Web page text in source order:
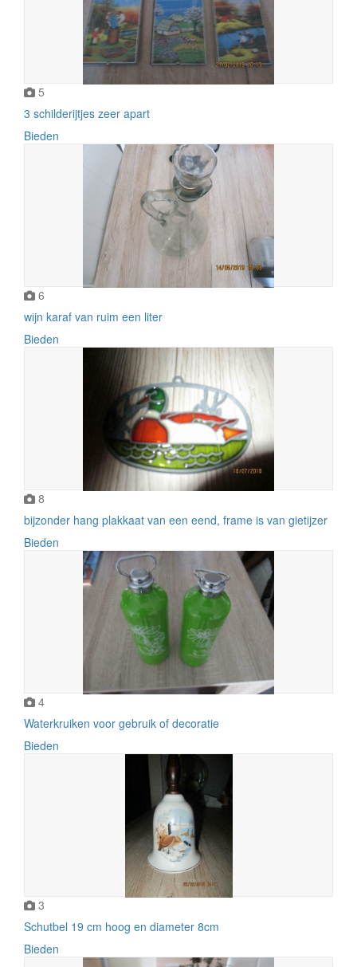
5
3 schilderijtjes zeer apart
Bieden
6
wijn karaf van ruim een liter
Bieden
8
bijzonder hang plakkaat van een eend, frame is van gietijzer
Bieden
4
Waterkruiken voor gebruik of decoratie
Bieden
3
Schutbel 19 cm hoog en diameter 8cm
Bieden